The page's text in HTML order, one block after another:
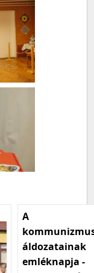
A
áldozatainak
emléknapja -